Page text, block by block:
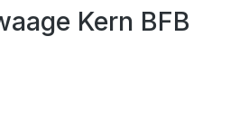
Kern BFB